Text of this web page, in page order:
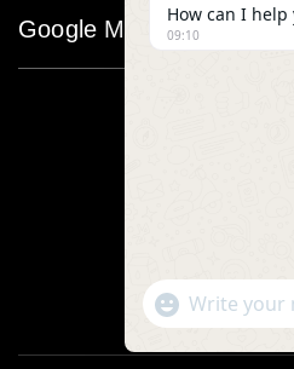
Google Map
How can I help
09:10
WhatsApp